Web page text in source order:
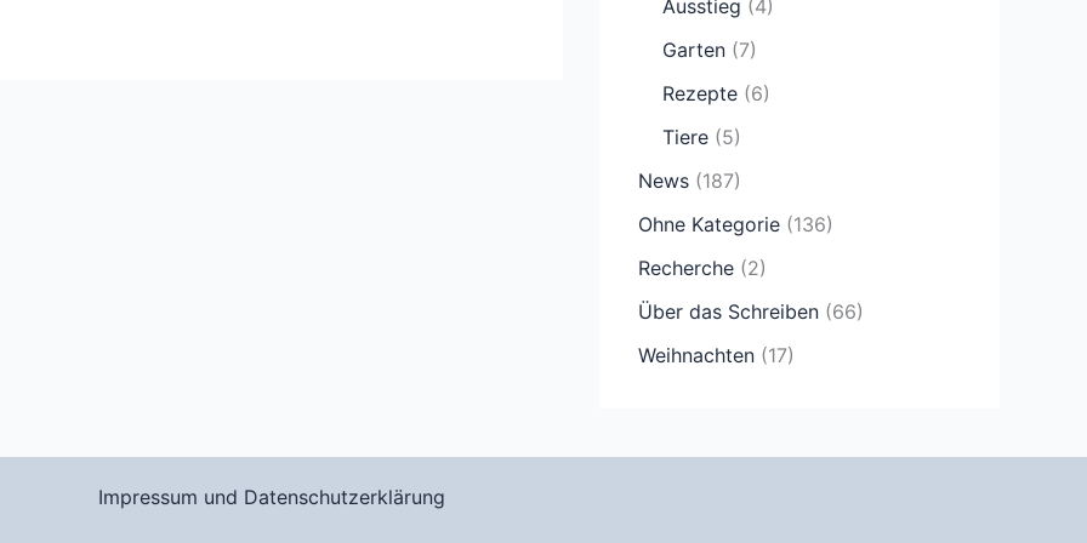
Ausstieg (4)
Garten (7)
Rezepte (6)
Tiere (5)
News (187)
Ohne Kategorie (136)
Recherche (2)
Über das Schreiben (66)
Weihnachten (17)
Impressum und Datenschutzerklärung